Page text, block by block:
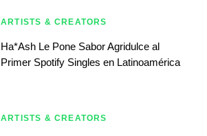
ARTISTS & CREATORS
Ha*Ash Le Pone Sabor Agridulce al
Primer Spotify Singles en Latinoamérica
ARTISTS & CREATORS